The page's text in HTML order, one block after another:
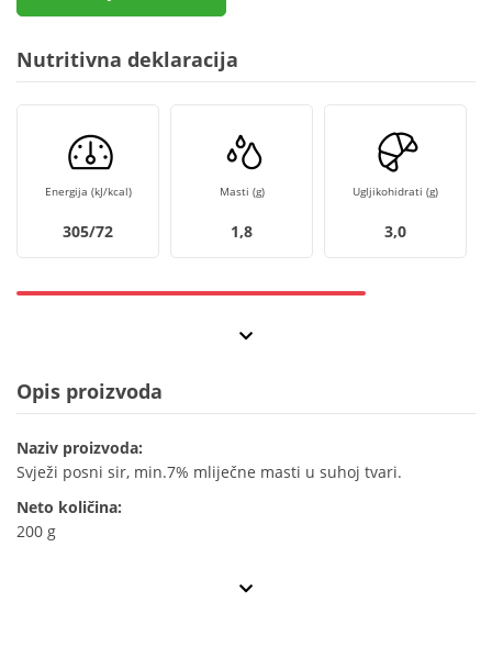
Nutritivna deklaracija
Energija (kJ/kcal)
305/72
Masti (g)
1,8
Ugljikohidrati (g)
3,0
Opis proizvoda
Naziv proizvoda:
Svježi posni sir, min.7% mliječne masti u suhoj tvari.
Neto količina:
200 g